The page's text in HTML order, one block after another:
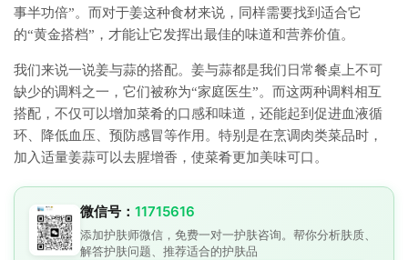
事半功倍”。而对于姜这种食材来说，同样需要找到适合它
的“黄金搭档”，才能让它发挥出最佳的味道和营养价值。
我们来说一说姜与蒜的搭配。姜与蒜都是我们日常餐桌上不可
缺少的调料之一，它们被称为“家庭医生”。而这两种调料相互
搭配，不仅可以增加菜肴的口感和味道，还能起到促进血液循
环、降低血压、预防感冒等作用。特别是在烹调肉类菜品时，
加入适量姜蒜可以去腥增香，使菜肴更加美味可口。
微信号： 11715616
添加护肤师微信，免费一对一护肤咨询。帮你分析肤质、
解答护肤问题、推荐适合的护肤品